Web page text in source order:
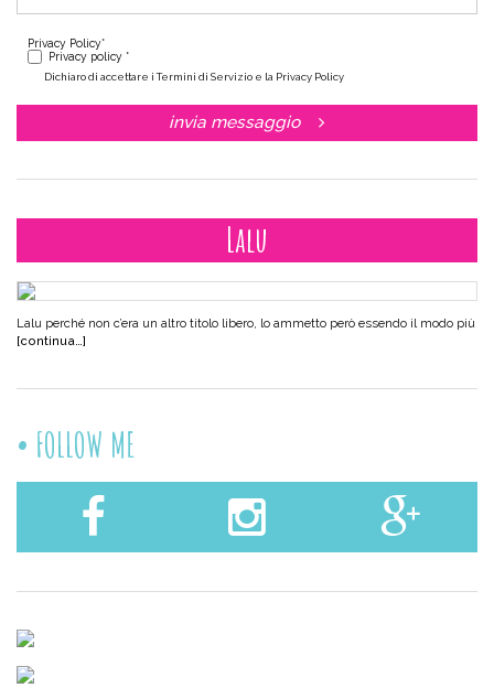
Privacy Policy*
Privacy policy *
Dichiaro di accettare i Termini di Servizio e la Privacy Policy
invia messaggio
Lalu
Lalu perché non c’era un altro titolo libero, lo ammetto però essendo il modo più
[continua…]
FOLLOW ME